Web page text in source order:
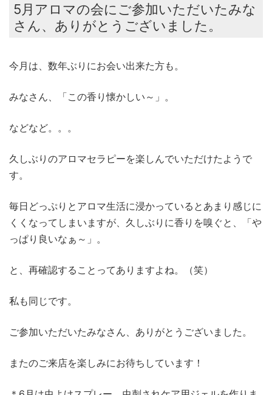
5月アロマの会にご参加いただいたみな
さん、ありがとうございました。
今月は、数年ぶりにお会い出来た方も。
みなさん、「この香り懐かしい～」。
などなど。。。
久しぶりのアロマセラピーを楽しんでいただけたようで
す。
毎日どっぷりとアロマ生活に浸かっているとあまり感じに
くくなってしまいますが、久しぶりに香りを嗅ぐと、「や
っぱり良いなぁ～」。
と、再確認することってありますよね。（笑）
私も同じです。
ご参加いただいたみなさん、ありがとうございました。
またのご来店を楽しみにお待ちしています！